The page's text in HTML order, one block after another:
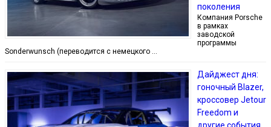
поколения
Компания Porsche
в рамках
заводской
программы
Sonderwunsch (переводится с немецкого …
Дайджест дня:
гоночный Blazer,
кроссовер Jetour
Freedom и